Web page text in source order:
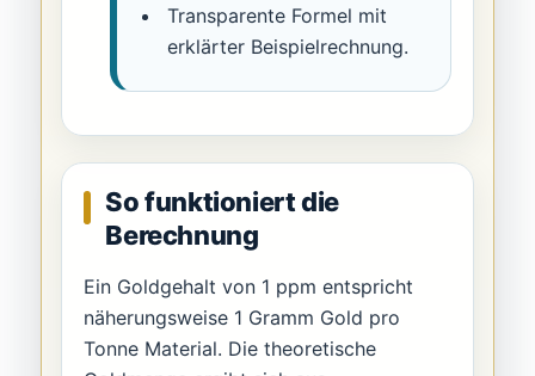
Transparente Formel mit
erklärter Beispielrechnung.
So funktioniert die
Berechnung
Ein Goldgehalt von 1 ppm entspricht
näherungsweise 1 Gramm Gold pro
Tonne Material. Die theoretische